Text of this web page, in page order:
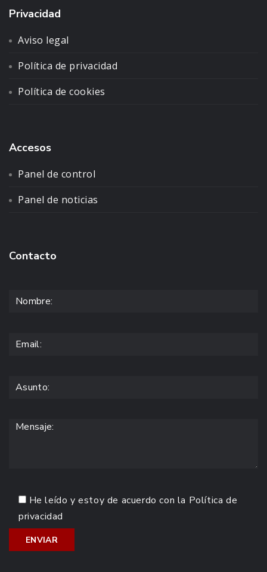
Privacidad
Aviso legal
Política de privacidad
Política de cookies
Accesos
Panel de control
Panel de noticias
Contacto
He leído y estoy de acuerdo con la Política de
privacidad